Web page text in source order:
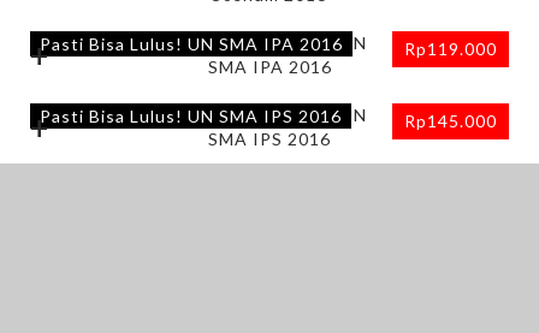
+Pasti Bisa Lulus! UN SMA IPA 2016 Rp119.000
+Pasti Bisa Lulus! UN SMA IPS 2016 Rp145.000